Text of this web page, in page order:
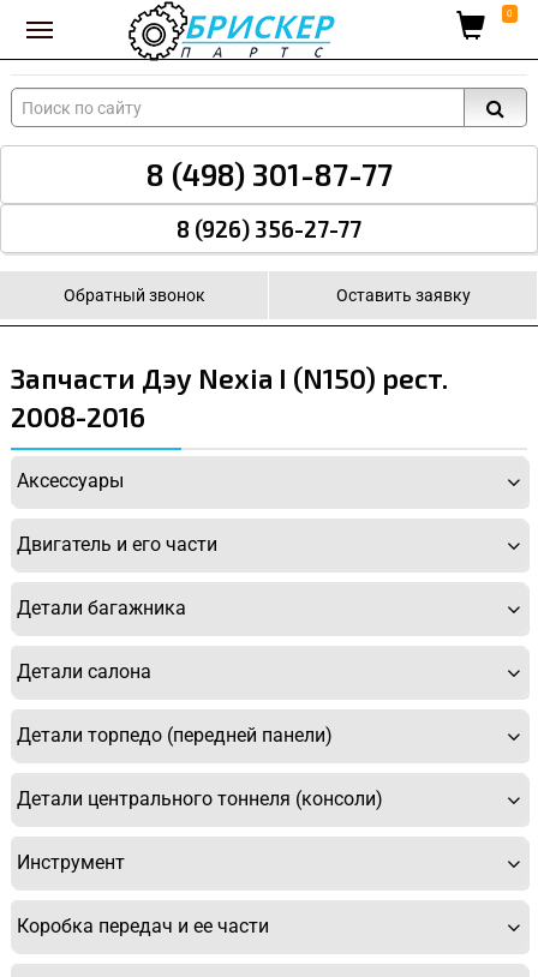
Вход для поставщиков 0
8 (498) 301-87-77
8 (926) 356-27-77
Обратный звонок Оставить заявку
Запчасти Дэу Nexia I (N150) рест.
2008-2016
Аксессуары
Двигатель и его части
Детали багажника
Детали салона
Детали торпедо (передней панели)
Детали центрального тоннеля (консоли)
Инструмент
Коробка передач и ее части